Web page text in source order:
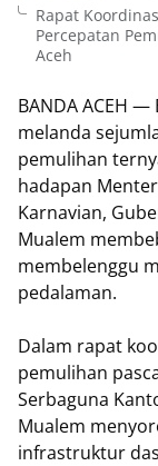
Rapat
Percepatan
Aceh
BANDA ACEH
melanda
pemulihan
hadapan
Karnavian,
Mualem
membelenggu
pedalaman.
Dalam rapat
pemulihan
Serbaguna
Mualem
infrastruktur